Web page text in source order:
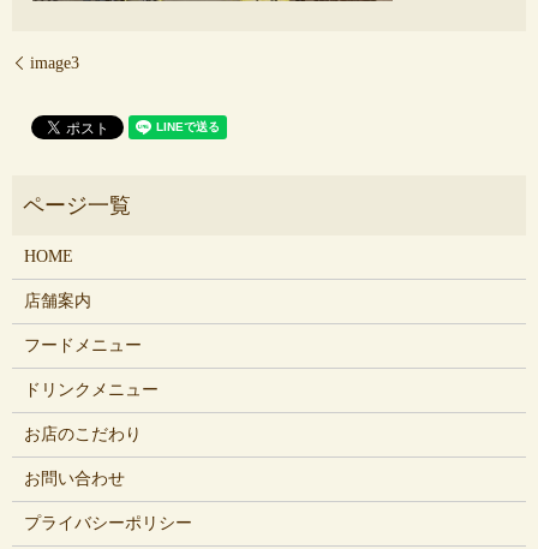
image3
HOME
店舗案内
フードメニュー
ドリンクメニュー
お店のこだわり
お問い合わせ
プライバシーポリシー